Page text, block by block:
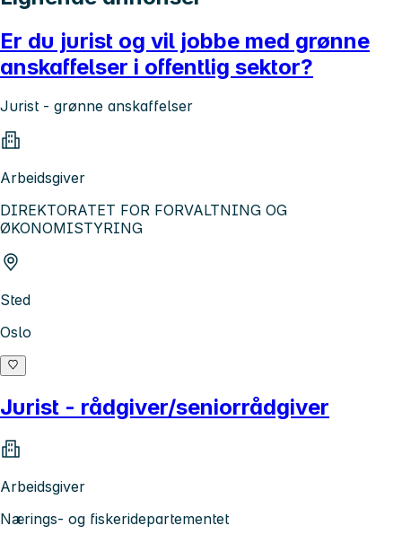
Er du jurist og vil jobbe med grønne
anskaffelser i offentlig sektor?
Jurist - grønne anskaffelser
Arbeidsgiver
DIREKTORATET FOR FORVALTNING OG
ØKONOMISTYRING
Sted
Oslo
Jurist - rådgiver/seniorrådgiver
Arbeidsgiver
Nærings- og fiskeridepartementet